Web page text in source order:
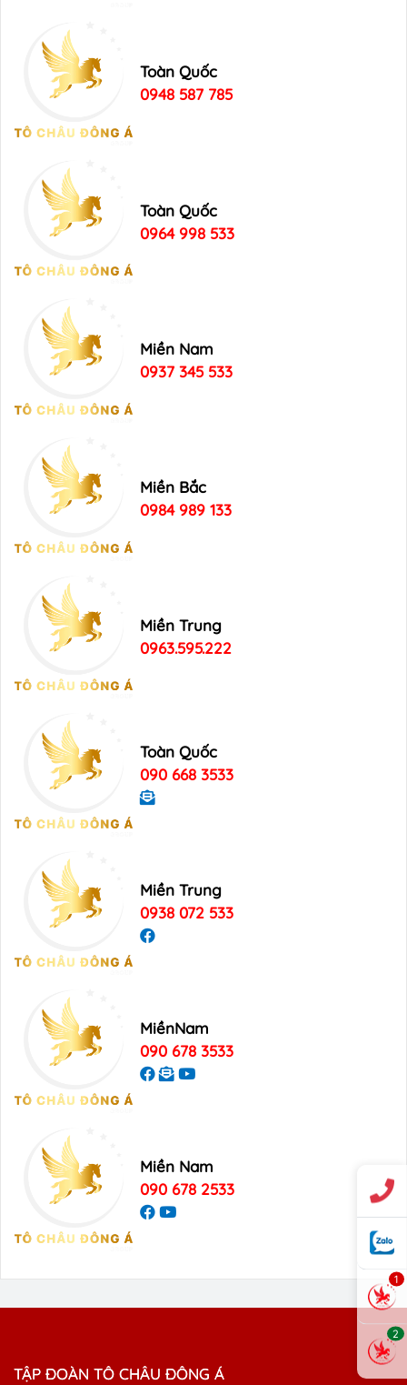
Toàn Quốc
0948 587 785
Toàn Quốc
0964 998 533
Miền Nam
0937 345 533
Miền Bắc
0984 989 133
Miền Trung
0963.595.222
Toàn Quốc
090 668 3533
Miền Trung
0938 072 533
MiềnNam
090 678 3533
Miền Nam
090 678 2533
TẬP ĐOÀN TÔ CHÂU ĐÔNG Á
1
2